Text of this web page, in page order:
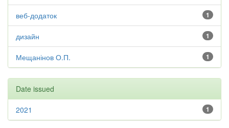
1
веб-додаток
1
дизайн
1
Мещанінов О.П.
Date issued
1
2021